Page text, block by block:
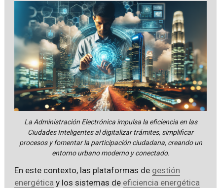
La Administración Electrónica impulsa la eficiencia en las
Ciudades Inteligentes al digitalizar trámites, simplificar
procesos y fomentar la participación ciudadana, creando un
entorno urbano moderno y conectado.
En este contexto, las plataformas de gestión
energética y los sistemas de eficiencia energética